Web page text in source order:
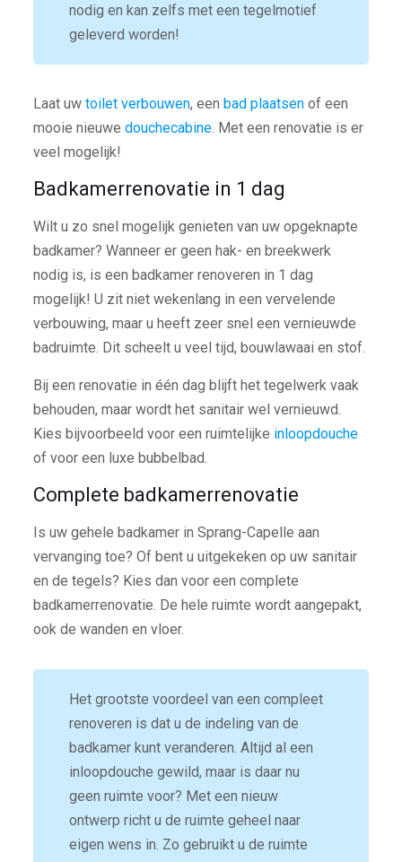
nodig en kan zelfs met een tegelmotief
geleverd worden!
Laat uw toilet verbouwen, een bad plaatsenof een
mooie nieuwe douchecabine. Met een renovatie is er
veel mogelijk!
Badkamerrenovatie in 1 dag
Wilt u zo snel mogelijk genieten van uw opgeknapte
badkamer? Wanneer er geen hak- en breekwerk
nodig is, is een badkamer renoveren in 1 dag
mogelijk! U zit niet wekenlang in een vervelende
verbouwing, maar u heeft zeer snel een vernieuwde
badruimte. Dit scheelt u veel tijd, bouwlawaai en stof.
Bij een renovatie in één dag blijft het tegelwerk vaak
behouden, maar wordt het sanitair wel vernieuwd.
Kies bijvoorbeeld voor een ruimtelijke inloopdouche
of voor een luxe bubbelbad.
Complete badkamerrenovatie
Is uw gehele badkamer in Sprang-Capelle aan
vervanging toe? Of bent u uitgekeken op uw sanitair
en de tegels? Kies dan voor een complete
badkamerrenovatie. De hele ruimte wordt aangepakt,
ook de wanden en vloer.
Het grootste voordeel van een compleet
renoveren is dat u de indeling van de
badkamer kunt veranderen. Altijd al een
inloopdouche gewild, maar is daar nu
geen ruimte voor? Met een nieuw
ontwerp richt u de ruimte geheel naar
eigen wens in. Zo gebruikt u de ruimte